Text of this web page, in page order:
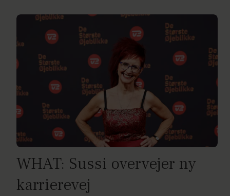
WHAT: Sussi overvejer ny
karrierevej